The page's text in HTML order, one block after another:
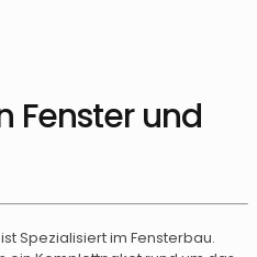
Fenster und
Spezialisiert im Fensterbau.